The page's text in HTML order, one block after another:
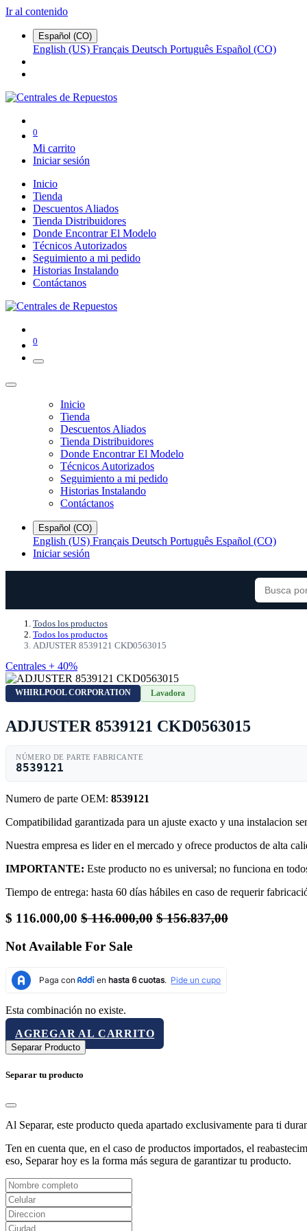
Ir al contenido
Español (CO)
English (US) Français Deutsch Português Español (CO)
0
Mi carrito
Iniciar sesión
Inicio
Tienda
Descuentos Aliados
Tienda Distribuidores
Donde Encontrar El Modelo
Técnicos Autorizados
Seguimiento a mi pedido
Historias Instalando
Contáctanos
0
Inicio
Tienda
Descuentos Aliados
Tienda Distribuidores
Donde Encontrar El Modelo
Técnicos Autorizados
Seguimiento a mi pedido
Historias Instalando
Contáctanos
Español (CO)
English (US) Français Deutsch Português Español (CO)
Iniciar sesión
Todos los productos
Todos los productos
ADJUSTER 8539121 CKD0563015
Centrales + 40%
WHIRLPOOL CORPORATION Lavadora
ADJUSTER 8539121 CKD0563015
NÚMERO DE PARTE FABRICANTE
8539121
Numero de parte OEM: 8539121
Compatibilidad garantizada para un ajuste exacto y una instalacion
Nuestra empresa es lider en el mercado y ofrece productos de alta
IMPORTANTE: Este producto no es universal; no funciona en
Tiempo de entrega: hasta 60 días hábiles en caso de requerir
$ 116.000,00 $116.000,00 $156.837,00
Not Available For Sale
Esta combinación no existe.
AGREGAR AL CARRITO
Separar Producto
Separar tu producto
Al Separar, este producto queda apartado exclusivamente para ti
Ten en cuenta que, en el caso de productos importados, el
eso, Separar hoy es la forma más segura de garantizar tu producto.